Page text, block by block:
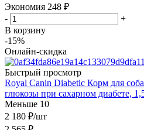
Экономия 248 ₽
-
+
В корзину
-15%
Онлайн-скидка
Быстрый просмотр
Royal Canin Diabetic Корм для
глюкозы при сахарном диабете,
Меньше 10
2 180 ₽/шт